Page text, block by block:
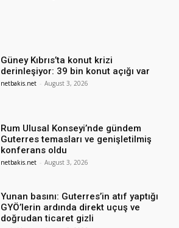
Güney Kıbrıs’ta konut krizi
derinleşiyor: 39 bin konut açığı var
netbakis.net - August 3, 2026
Rum Ulusal Konseyi’nde gündem
Guterres temasları ve genişletilmiş
konferans oldu
netbakis.net - August 3, 2026
Yunan basını: Guterres’in atıf yaptığı
GYÖ’lerin ardında direkt uçuş ve
doğrudan ticaret gizli